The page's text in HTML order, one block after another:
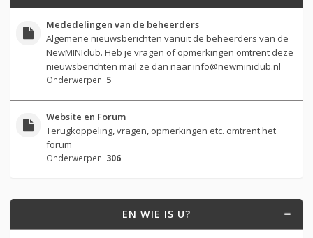
Mededelingen van de beheerders
Algemene nieuwsberichten vanuit de beheerders van de
NewMINIclub. Heb je vragen of opmerkingen omtrent deze
nieuwsberichten mail ze dan naarinfo@newminiclub.nl
Onderwerpen: 5
Website en Forum
Terugkoppeling, vragen, opmerkingen etc. omtrent het
forum
Onderwerpen: 306
EN WIE IS U?